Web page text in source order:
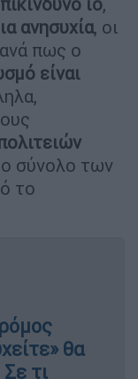
ανησυχία, οι
πως ο
είναι
σύνολο των
το
θα
τι